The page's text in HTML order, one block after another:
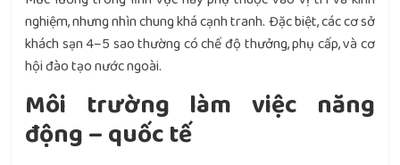
nghiệm, nhưng nhìn chung khá cạnh tranh. Đặc biệt, các cơ sở
khách sạn 4–5 sao thường có chế độ thưởng, phụ cấp, và cơ
hội đào tạo nước ngoài.
Môi trường làm việc năng
động – quốc tế